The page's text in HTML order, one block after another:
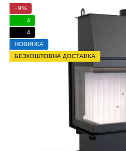
−9%
4
4
НОВИНКА
БЕЗКОШТОВНА ДОСТАВКА